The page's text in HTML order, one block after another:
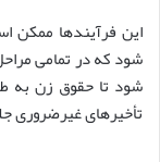
این فرآیندها ممکن
شود که در تمامی
شود تا حقوق زن به
تأخیرهای غیرضروری